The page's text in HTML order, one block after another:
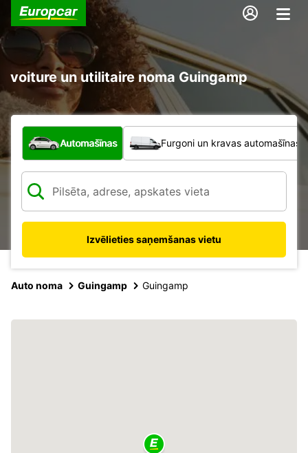
voiture un utilitaire noma Guingamp
Kāda veida transportlīdzeklis?
Automašīnas Furgoni un kravas automašīnas
Izvēlieties saņemšanas vietu
Auto noma Guingamp Guingamp